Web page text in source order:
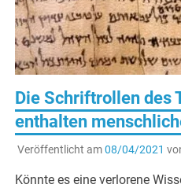
Die Schriftrollen des
enthalten
Veröffentlicht am08/04/2021
Könnte es eine verlorene